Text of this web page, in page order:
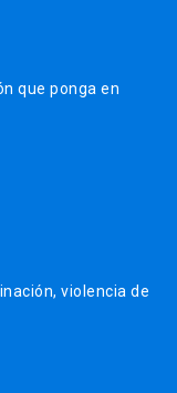
que ponga en
violencia de